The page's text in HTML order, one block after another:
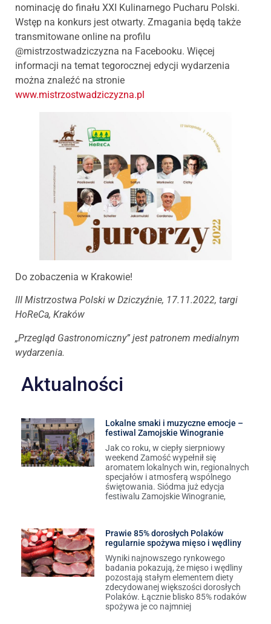
nominację do finału XXI Kulinarnego Pucharu Polski.
Wstęp na konkurs jest otwarty. Zmagania będą także
transmitowane online na profilu
@mistrzostwadziczyzna na Facebooku. Więcej
informacji na temat tegorocznej edycji wydarzenia
można znaleźć na stronie
www.mistrzostwadziczyzna.pl
Do zobaczenia w Krakowie!
III Mistrzostwa Polski w Dziczyźnie, 17.11.2022, targi
HoReCa, Kraków
„Przegląd Gastronomiczny” jest patronem medialnym
wydarzenia.
Aktualności
Lokalne smaki i muzyczne emocje –
festiwal Zamojskie Winogranie
Jak co roku, w ciepły sierpniowy
weekend Zamość wypełnił się
aromatem lokalnych win, regionalnych
specjałów i atmosferą wspólnego
świętowania. Siódma już edycja
festiwalu Zamojskie Winogranie,
Prawie 85% dorosłych Polaków
regularnie spożywa mięso i wędliny
Wyniki najnowszego rynkowego
badania pokazują, że mięso i wędliny
pozostają stałym elementem diety
zdecydowanej większości dorosłych
Polaków. Łącznie blisko 85% rodaków
spożywa je co najmniej